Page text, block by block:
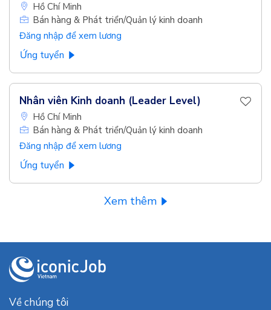
Hồ Chí Minh
Bán hàng & Phát triển/Quản lý kinh doanh
Đăng nhập để xem lương
Ứng tuyển
Nhân viên Kinh doanh (Leader Level)
Hồ Chí Minh
Bán hàng & Phát triển/Quản lý kinh doanh
Đăng nhập để xem lương
Ứng tuyển
Xem thêm
Về chúng tôi